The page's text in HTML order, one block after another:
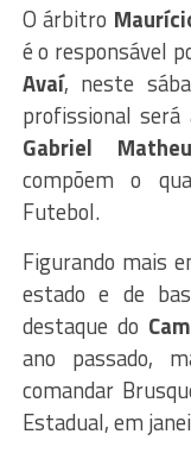
O árbitro
é o responsável
Avaí, neste
profissional será
Gabriel
compõem o
Futebol.
Figurando mais
estado e de
destaque do
ano passado,
comandar
Estadual, em